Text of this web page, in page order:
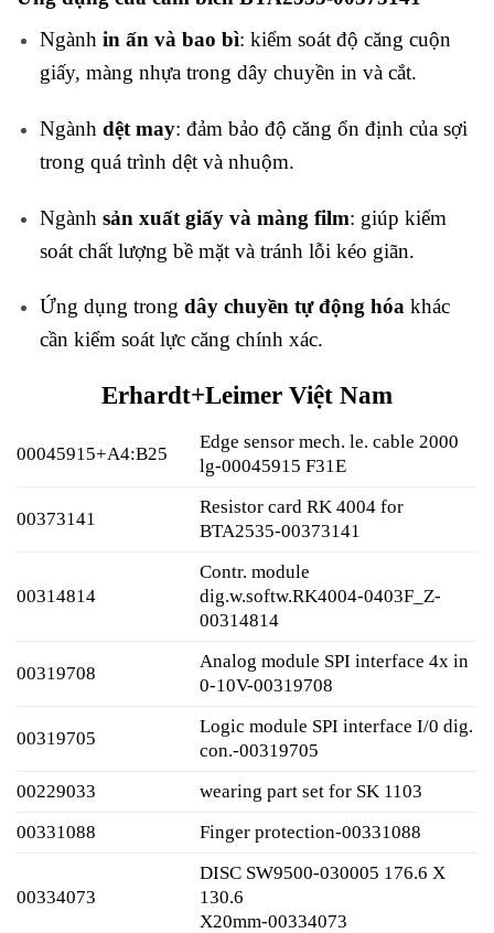
Ngành in ấn và bao bì: kiểm soát độ căng cuộn
giấy, màng nhựa trong dây chuyền in và cắt.
Ngành dệt may: đảm bảo độ căng ổn định của sợi
trong quá trình dệt và nhuộm.
Ngành sản xuất giấy và màng film: giúp kiểm
soát chất lượng bề mặt và tránh lỗi kéo giãn.
Ứng dụng trong dây chuyền tự động hóakhác
cần kiểm soát lực căng chính xác.
Erhardt+Leimer Việt Nam
00045915+A4:B25
Edge sensor mech. le. cable 2000
lg-00045915 F31E
00373141
Resistor card RK 4004 for
BTA2535-00373141
00314814
Contr. module
dig.w.softw.RK4004-0403F_Z-
00314814
00319708
Analog module SPI interface 4x in
0-10V-00319708
00319705
Logic module SPI interface I/0 dig.
con.-00319705
00229033
wearing part set for SK 1103
00331088
Finger protection-00331088
00334073
DISC SW9500-030005 176.6 X
130.6
X20mm-00334073